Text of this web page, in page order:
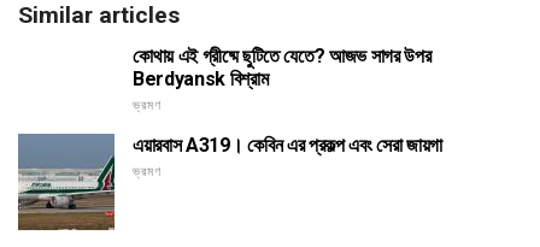
Similar articles
কোথায় এই গ্রীষ্মে ছুটিতে যেতে? আজভ সাগর উপর
Berdyansk বিশ্রাম
ভ্রমণ
এয়ারবাস A319। কেবিন এর প্রকল্প এবং সেরা জায়গা
ভ্রমণ